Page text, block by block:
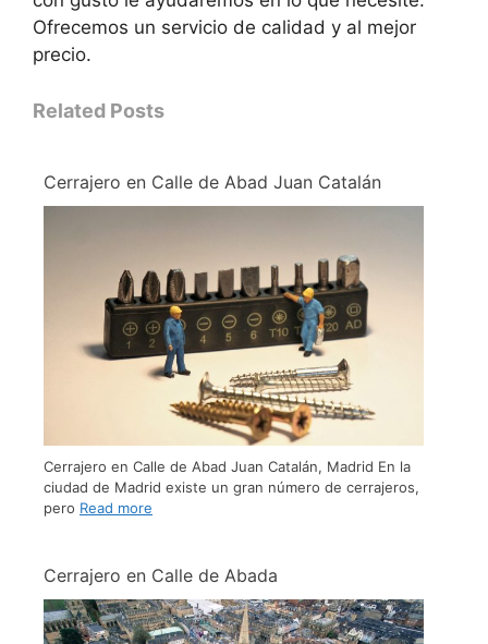
Ofrecemos un servicio de calidad y al mejor
precio.
Related Posts
Cerrajero en Calle de Abad Juan Catalán
Cerrajero en Calle de Abad Juan Catalán, Madrid En la
ciudad de Madrid existe un gran número de cerrajeros,
pero Read more
Cerrajero en Calle de Abada